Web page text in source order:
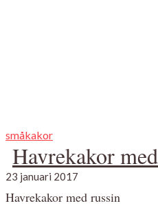
småkakor
Havrekakor
23 januari 2017
Havrekakor med russin